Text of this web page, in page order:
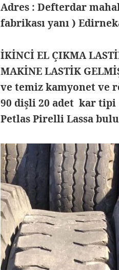
Adres : Defterdar
fabrikası yanı )
İKİNCİ EL ÇIKMA
MAKİNE LASTİK
ve temiz kamyonet ve
90 dişli 20 adet kar
Petlas Pirelli Lassa